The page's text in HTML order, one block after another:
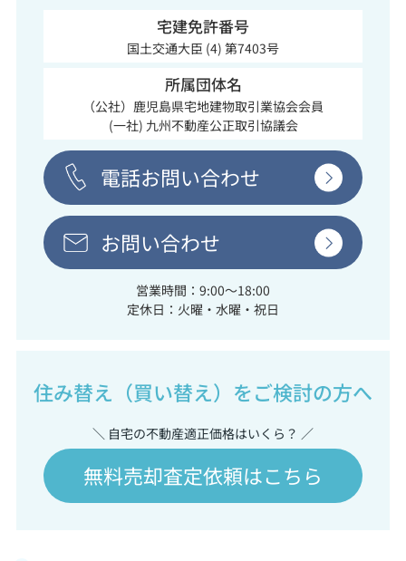
宅建免許番号
国土交通大臣 (4) 第7403号
所属団体名
（公社）鹿児島県宅地建物取引業協会会員
(一社) 九州不動産公正取引協議会
電話お問い合わせ
お問い合わせ
営業時間：9:00～18:00
定休日：火曜・水曜・祝日
住み替え（買い替え）をご検討の方へ
＼ 自宅の不動産適正価格はいくら？ ／
無料売却査定依頼はこちら